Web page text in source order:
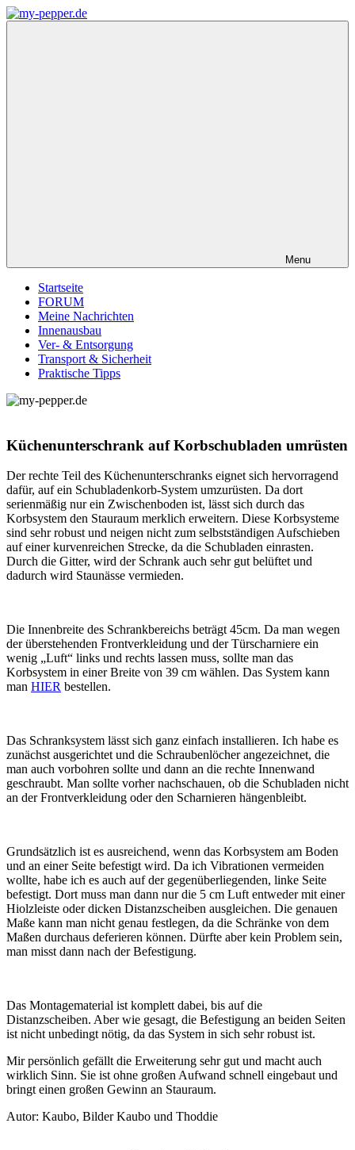
Zum
Inhalt
Menu
Startseite
FORUM
Meine Nachrichten
Innenausbau
Ver- & Entsorgung
Transport & Sicherheit
Praktische Tipps
Küchenunterschrank auf Korbschubladen umrüsten
Der rechte Teil des Küchenunterschranks eignet sich hervorragend
dafür, auf ein Schubladenkorb-System umzurüsten. Da dort
serienmäßig nur ein Zwischenboden ist, lässt sich durch das
Korbsystem den Stauraum merklich erweitern. Diese Korbsysteme
sind sehr robust und neigen nicht zum selbstständigen Aufschieben
auf einer kurvenreichen Strecke, da die Schubladen einrasten.
Durch die Gitter, wird der Schrank auch sehr gut belüftet und
dadurch wird Staunässe vermieden.
Die Innenbreite des Schrankbereichs beträgt 45cm. Da man wegen
der überstehenden Frontverkleidung und der Türscharniere ein
wenig „Luft“ links und rechts lassen muss, sollte man das
Korbsystem in einer Breite von 39 cm wählen. Das System kann
man HIER bestellen.
Das Schranksystem lässt sich ganz einfach installieren. Ich habe es
zunächst ausgerichtet und die Schraubenlöcher angezeichnet, die
man auch vorbohren sollte und dann an die rechte Innenwand
geschraubt. Man sollte vorher nachschauen, ob die Schubladen nicht
an der Frontverkleidung oder den Scharnieren hängenbleibt.
Grundsätzlich ist es ausreichend, wenn das Korbsystem am Boden
und an einer Seite befestigt wird. Da ich Vibrationen vermeiden
wollte, habe ich es auch auf der gegenüberliegenden, linke Seite
befestigt. Dort muss man dann nur die 5 cm Luft entweder mit einer
Hiolzleiste oder dicken Distanzscheiben ausgleichen. Die genauen
Maße kann man nicht genau festlegen, da die Schränke von dem
Maßen durchaus deferieren können. Dürfte aber kein Problem sein,
man misst dann nach der Befestigung.
Das Montagematerial ist komplett dabei, bis auf die
Distanzscheiben. Aber wie gesagt, die Befestigung an beiden Seiten
ist nicht unbedingt nötig, da das System in sich sehr robust ist.
Mir persönlich gefällt die Erweiterung sehr gut und macht auch
wirklich Sinn. Sie ist ohne großen Aufwand schnell eingebaut und
bringt einen großen Gewinn an Stauraum.
Autor: Kaubo, Bilder Kaubo und Thoddie